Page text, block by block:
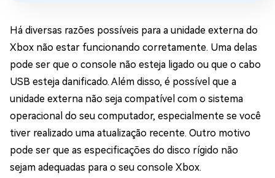
Há diversas razões possíveis para a unidade externa do
Xbox não estar funcionando corretamente. Uma delas
pode ser que o console não esteja ligado ou que o cabo
USB esteja danificado. Além disso, é possível que a
unidade externa não seja compatível com o sistema
operacional do seu computador, especialmente se você
tiver realizado uma atualização recente. Outro motivo
pode ser que as especificações do disco rígido não
sejam adequadas para o seu console Xbox.